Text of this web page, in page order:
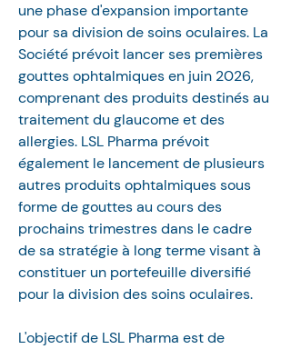
une phase d'expansion importante
pour sa division de soins oculaires. La
Société prévoit lancer ses premières
gouttes ophtalmiques en juin 2026,
comprenant des produits destinés au
traitement du glaucome et des
allergies. LSL Pharma prévoit
également le lancement de plusieurs
autres produits ophtalmiques sous
forme de gouttes au cours des
prochains trimestres dans le cadre
de sa stratégie à long terme visant à
constituer un portefeuille diversifié
pour la division des soins oculaires.
L'objectif de LSL Pharma est de